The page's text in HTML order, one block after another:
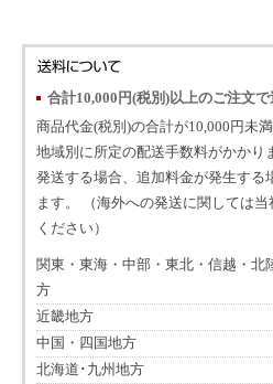
合計10,000円(税別)以上のご注文
商品代金(税別)の合計が10,000円未満
地域別に所定の配送手数料がかかり
発送する場合、追加料金が発生する
ます。 （海外への発送に関しては
ください）
関東・東海・中部・東北・信越・北
方
近畿地方
中国・四国地方
北海道･九州地方